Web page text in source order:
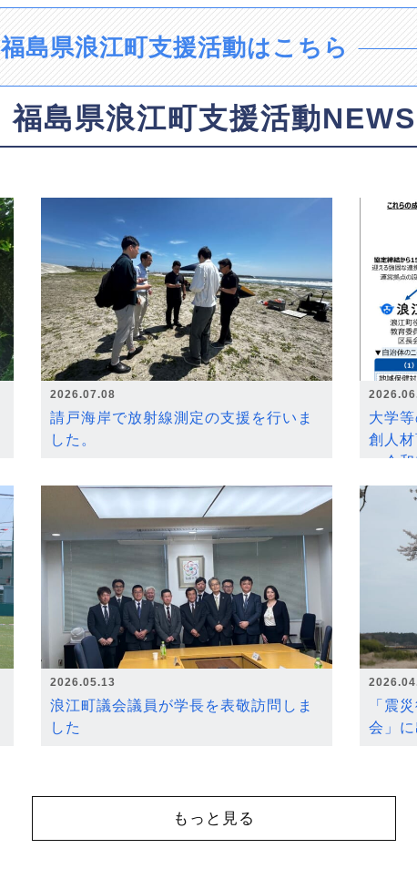
福島県浪江町支援活動はこちら
福島県浪江町支援活動NEWS
2026.07.08
請戸海岸で放射線測定の支援を行いま
した。
大学
創人
～令
2026.05.13
浪江町議会議員が学長を表敬訪問しま
した
「震
会」
もっと見る